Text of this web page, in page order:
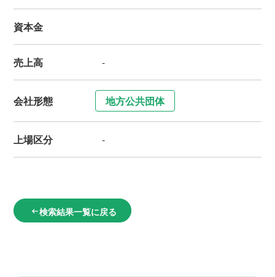
資本金
売上高 -
会社形態 地方公共団体
上場区分 -
arrow_left_alt検索結果一覧に戻る